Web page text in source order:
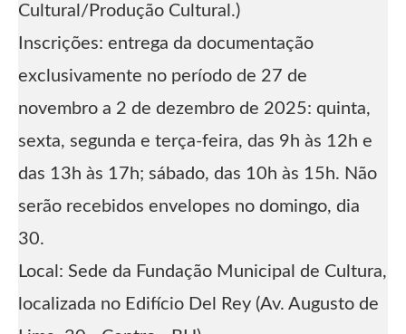
Cultural/Produção Cultural.)
Inscrições: entrega da documentação
exclusivamente no período de 27 de
novembro a 2 de dezembro de 2025: quinta,
sexta, segunda e terça-feira, das 9h às 12h e
das 13h às 17h; sábado, das 10h às 15h. Não
serão recebidos envelopes no domingo, dia
30.
Local: Sede da Fundação Municipal de Cultura,
localizada no Edifício Del Rey (Av. Augusto de